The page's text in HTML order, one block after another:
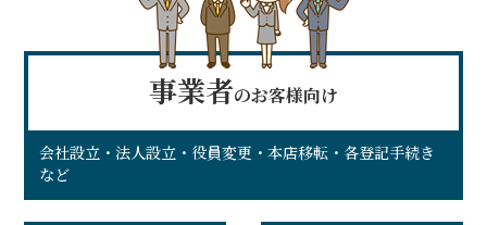
事業者のお客様向け
会社設立・法人設立・役員変更・本店移転・各登記手続き
など